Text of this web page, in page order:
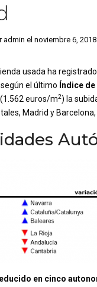
admin el noviembre 6, 2018
usada ha
el último Índice
euros/m2) la
Madrid y Barcelona,
en cinco